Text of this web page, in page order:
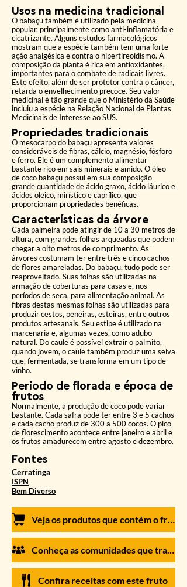
Usos na medicina tradicional
O babaçu também é utilizado pela medicina
popular, principalmente como anti-inflamatória e
cicatrizante. Alguns estudos farmacológicos
mostram que a espécie também tem uma forte
ação analgésica e contra o hipertireoidismo. A
composição da planta é rica em antioxidantes,
importantes para o combate de radicais livres.
Este efeito, além de ser protetor contra o câncer,
retarda o envelhecimento precoce. Seu valor
medicinal é tão grande que o Ministério da Saúde
incluiu a espécie na Relação Nacional de Plantas
Medicinais de Interesse ao SUS.
Propriedades tradicionais
O mesocarpo do babaçu apresenta valores
consideráveis de fibras, cálcio, magnésio, fósforo
e ferro. Ele é um complemento alimentar
bastante rico em sais minerais e amido. O óleo
de coco babaçu possui em sua composição
grande quantidade de ácido graxo, ácido láurico e
ácidos oleico, mirístico e caprílico, que
proporcionam propriedades benéficas.
Características da árvore
Cada palmeira pode atingir de 10 a 30 metros de
altura, com grandes folhas arqueadas que podem
chegar a oito metros de comprimento. As
árvores costumam ter entre três e cinco cachos
de flores amareladas. Do babaçu, tudo pode ser
reaproveitado. Suas folhas são utilizadas na
armação de coberturas para casas e, nos
períodos de seca, para alimentação animal. As
fibras destas mesmas folhas são utilizadas para
produzir cestos, peneiras, esteiras, entre outros
produtos artesanais. Seu estipe é utilizado na
marcenaria e, algumas vezes, como adubo
natural. Do caule é possível extrair o palmito,
quando jovem, o caule também produz uma seiva
que, fermentada, se transforma em um tipo de
vinho.
Período de florada e época de
frutos
Normalmente, a produção de coco pode variar
bastante. Cada safra pode ter entre 3 e 5 cachos
e cada cacho produz de 300 a 500 cocos. O pico
de florescimento acontece entre janeiro e abril e
os frutos amadurecem entre agosto e dezembro.
Fontes
Cerratinga
ISPN
Bem Diverso
Veja os produtos que contém o fruto
Conheça as comunidades que
Confira receitas com este fruto